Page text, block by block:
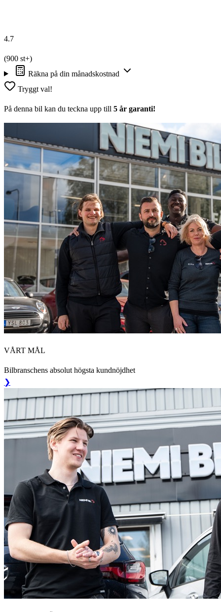
4.7
(900 st+)
Räkna på din månadskostnad
Tryggt val!
På denna bil kan du teckna upp till 5 år garanti!
VÅRT MÅL
Bilbranschens absolut högsta kundnöjdhet
❯